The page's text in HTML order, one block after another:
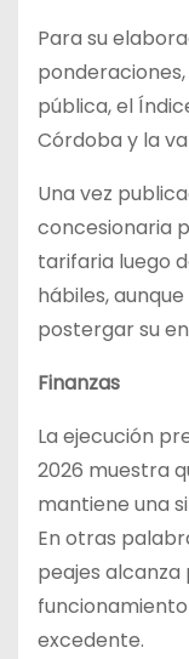
Para su
pública, el
Córdoba y la
Una vez
concesionaria
tarifaria luego
hábiles,
postergar su
Finanzas
La ejecución
2026 muestra
mantiene una
En otras
peajes
excedente.